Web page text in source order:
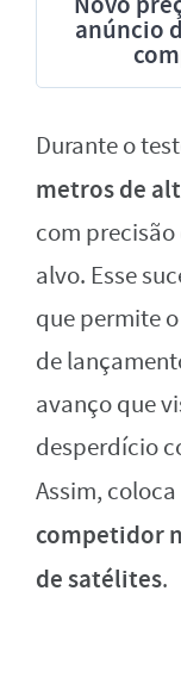
anúncio
Durante o
metros de
com
alvo. Esse
que permite
de
avanço que
desperdício
Assim,
competidor
de satélites.